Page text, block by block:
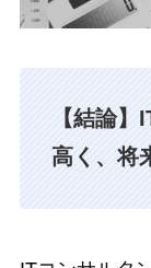
【結論
高く、将